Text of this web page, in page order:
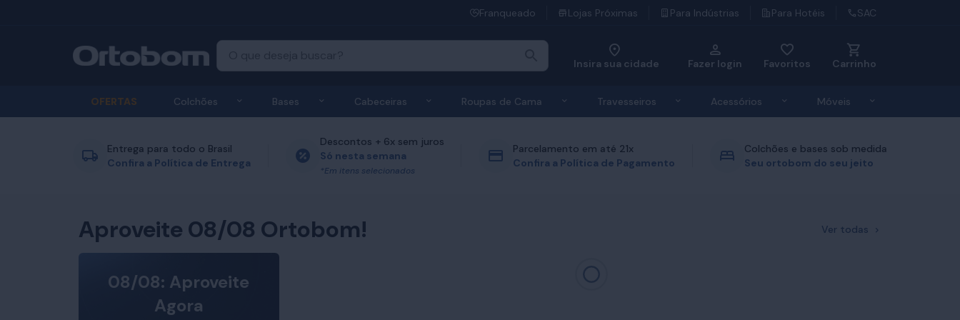
Franqueado Lojas Próximas Para Indústrias Para Hotéis SAC
Insira sua cidade Fazer login Favoritos Carrinho
OFERTAS Colchões Exibir submenu de Colchões
Bases Exibir submenu de Bases
Cabeceiras Exibir submenu de Cabeceiras
Roupas de Cama Exibir submenu de Roupas de Cama
Travesseiros Exibir submenu de Travesseiros
Acessórios Exibir submenu de Acessórios
Móveis
Entrega para todo o Brasil
Confira a Política de Entrega
Descontos + 6x sem juros
Só nesta semana
*Em itens selecionados
Parcelamento em até 21x
Confira a Política de Pagamento
Colchões e bases sob medida
Seu ortobom do seu jeito
Aproveite 08/08 Ortobom! Ver todas
08/08: Aproveite
Agora